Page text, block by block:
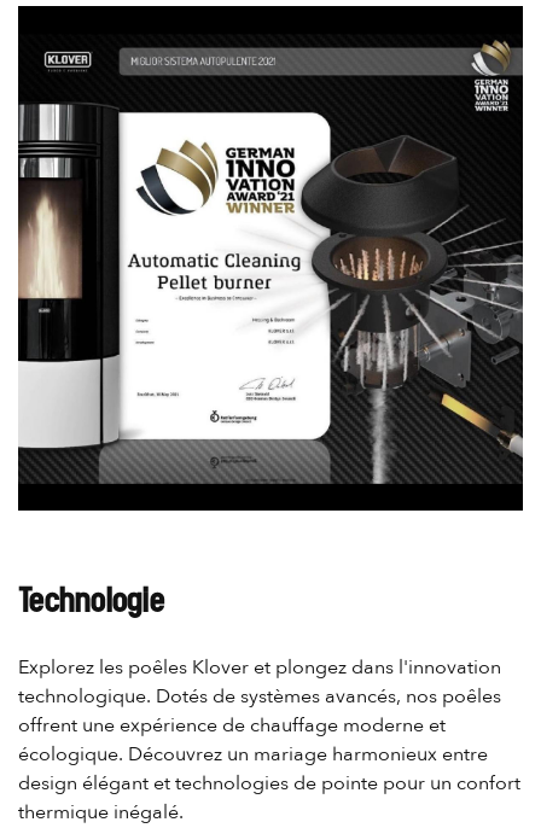
Technologie
Explorez les poêles Klover et plongez dans l'innovation
technologique. Dotés de systèmes avancés, nos poêles
offrent une expérience de chauffage moderne et
écologique. Découvrez un mariage harmonieux entre
design élégant et technologies de pointe pour un confort
thermique inégalé.